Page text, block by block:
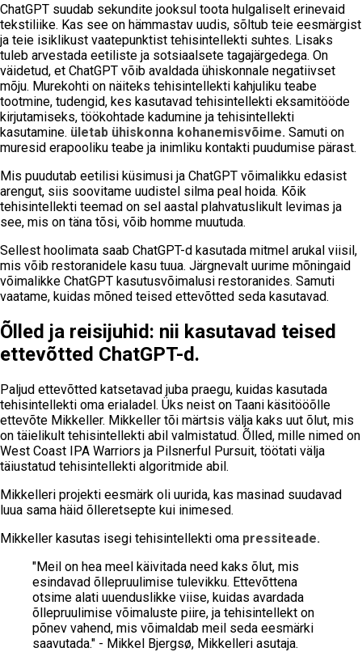
ChatGPT suudab sekundite jooksul toota hulgaliselt erinevaid
tekstiliike. Kas see on hämmastav uudis, sõltub teie eesmärgist
ja teie isiklikust vaatepunktist tehisintellekti suhtes. Lisaks
tuleb arvestada eetiliste ja sotsiaalsete tagajärgedega. On
väidetud, et ChatGPT võib avaldada ühiskonnale negatiivset
mõju. Murekohti on näiteks tehisintellekti kahjuliku teabe
tootmine, tudengid, kes kasutavad tehisintellekti eksamitööde
kirjutamiseks, töökohtade kadumine ja tehisintellekti
kasutamine. ületab ühiskonna kohanemisvõime. Samuti on
muresid erapooliku teabe ja inimliku kontakti puudumise pärast.
Mis puudutab eetilisi küsimusi ja ChatGPT võimalikku edasist
arengut, siis soovitame uudistel silma peal hoida. Kõik
tehisintellekti teemad on sel aastal plahvatuslikult levimas ja
see, mis on täna tõsi, võib homme muutuda.
Sellest hoolimata saab ChatGPT-d kasutada mitmel arukal viisil,
mis võib restoranidele kasu tuua. Järgnevalt uurime mõningaid
võimalikke ChatGPT kasutusvõimalusi restoranides. Samuti
vaatame, kuidas mõned teised ettevõtted seda kasutavad.
Õlled ja reisijuhid: nii kasutavad teised
ettevõtted ChatGPT-d.
Paljud ettevõtted katsetavad juba praegu, kuidas kasutada
tehisintellekti oma erialadel. Üks neist on Taani käsitööõlle
ettevõte Mikkeller. Mikkeller tõi märtsis välja kaks uut õlut, mis
on täielikult tehisintellekti abil valmistatud. Õlled, mille nimed on
West Coast IPA Warriors ja Pilsnerful Pursuit, töötati välja
täiustatud tehisintellekti algoritmide abil.
Mikkelleri projekti eesmärk oli uurida, kas masinad suudavad
luua sama häid õlleretsepte kui inimesed.
Mikkeller kasutas isegi tehisintellekti oma pressiteade.
"Meil on hea meel käivitada need kaks õlut, mis
esindavad õllepruulimise tulevikku. Ettevõttena
otsime alati uuenduslikke viise, kuidas avardada
õllepruulimise võimaluste piire, ja tehisintellekt on
põnev vahend, mis võimaldab meil seda eesmärki
saavutada." - Mikkel Bjergsø, Mikkelleri asutaja.